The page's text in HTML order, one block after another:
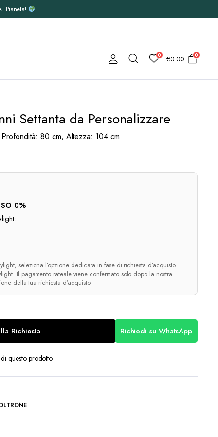
Pianeta!
0 €0.00 0
Settanta da Personalizzare
80 cm, Altezza: 104 cm
0%
seleziona l’opzione dedicata in fase di richiesta d’acquisto.
Il pagamento rateale viene confermato solo dopo la nostra
della tua richiesta d’acquisto.
Richiesta Richiedi su WhatsApp
questo prodotto